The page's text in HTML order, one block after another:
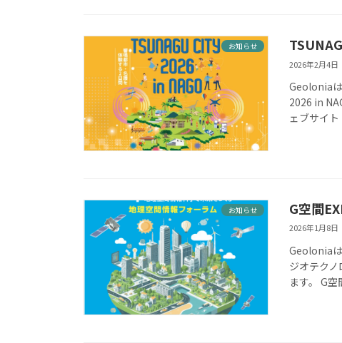
お知らせ
2026年2月4日
Geolonia
2026 in
ェブサイ
お知らせ G空間
2026年1月8日
Geolonia
ジオテク
ます。 G